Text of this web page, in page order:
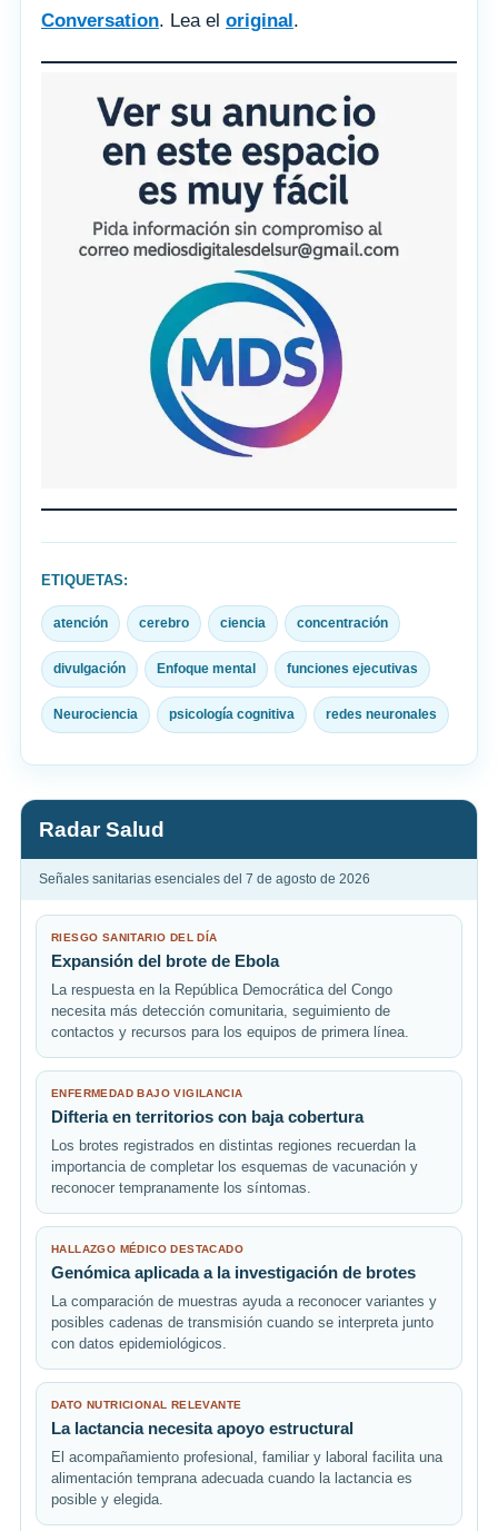
Conversation. Lea el original.
ETIQUETAS:
atención cerebro ciencia concentración
divulgación Enfoque mental funciones ejecutivas
Neurociencia psicología cognitiva redes neuronales
Radar Salud
Señales sanitarias esenciales del 7 de agosto de 2026
RIESGO SANITARIO DEL DÍA
Expansión del brote de Ebola
La respuesta en la República Democrática del Congo
necesita más detección comunitaria, seguimiento de
contactos y recursos para los equipos de primera línea.
ENFERMEDAD BAJO VIGILANCIA
Difteria en territorios con baja cobertura
Los brotes registrados en distintas regiones recuerdan la
importancia de completar los esquemas de vacunación y
reconocer tempranamente los síntomas.
HALLAZGO MÉDICO DESTACADO
Genómica aplicada a la investigación de brotes
La comparación de muestras ayuda a reconocer variantes y
posibles cadenas de transmisión cuando se interpreta junto
con datos epidemiológicos.
DATO NUTRICIONAL RELEVANTE
La lactancia necesita apoyo estructural
El acompañamiento profesional, familiar y laboral facilita una
alimentación temprana adecuada cuando la lactancia es
posible y elegida.